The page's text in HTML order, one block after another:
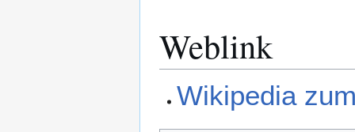
Weblink
Wikipedia